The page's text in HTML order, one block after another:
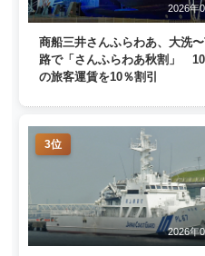
2026年
商船三井さんふらわあ、大洗
路で「さんふらわあ秋割」 10
の旅客運賃を10％割引
3位
2026年